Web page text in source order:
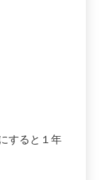
すると１年